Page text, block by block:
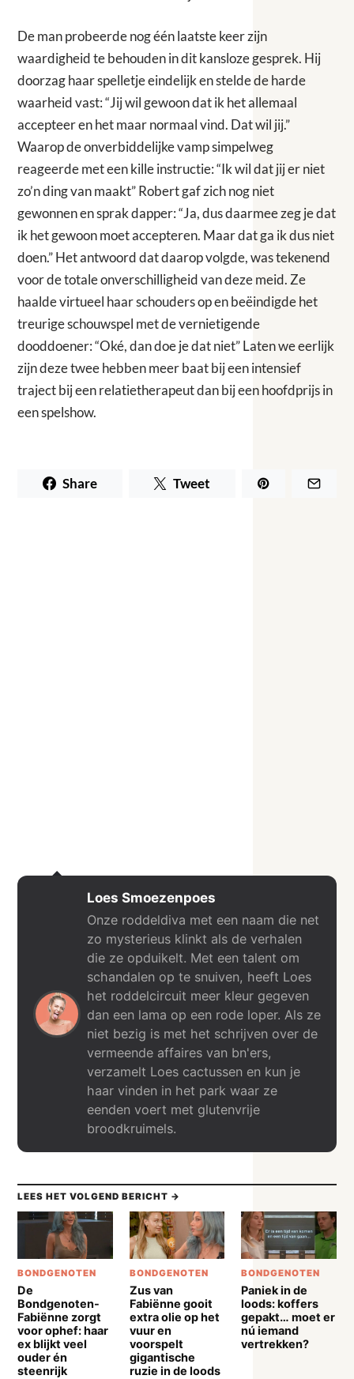
De man probeerde nog één laatste keer zijn
waardigheid te behouden in dit kansloze gesprek. Hij
doorzag haar spelletje eindelijk en stelde de harde
waarheid vast: “Jij wil gewoon dat ik het allemaal
accepteer en het maar normaal vind. Dat wil jij.”
Waarop de onverbiddelijke vamp simpelweg
reageerde met een kille instructie: “Ik wil dat jij er niet
zo’n ding van maakt” Robert gaf zich nog niet
gewonnen en sprak dapper: “Ja, dus daarmee zeg je dat
ik het gewoon moet accepteren. Maar dat ga ik dus niet
doen.” Het antwoord dat daarop volgde, was tekenend
voor de totale onverschilligheid van deze meid. Ze
haalde virtueel haar schouders op en beëindigde het
treurige schouwspel met de vernietigende
dooddoener: “Oké, dan doe je dat niet” Laten we eerlijk
zijn deze twee hebben meer baat bij een intensief
traject bij een relatietherapeut dan bij een hoofdprijs in
een spelshow.
Share Tweet
Loes Smoezenpoes
Onze roddeldiva met een naam die net
zo mysterieus klinkt als de verhalen
die ze opduikelt. Met een talent om
schandalen op te snuiven, heeft Loes
het roddelcircuit meer kleur gegeven
dan een lama op een rode loper. Als ze
niet bezig is met het schrijven over de
vermeende affaires van bn'ers,
verzamelt Loes cactussen en kun je
haar vinden in het park waar ze
eenden voert met glutenvrije
broodkruimels.
LEES HET VOLGEND BERICHT →
BONDGENOTEN
De
Bondgenoten-
Fabiënne zorgt
voor ophef: haar
ex blijkt veel
ouder én
steenrijk
BONDGENOTEN
Zus van
Fabiënne gooit
extra olie op het
vuur en
voorspelt
gigantische
ruzie in de loods
BONDGENOTEN
Paniek in de
loods: koffers
gepakt… moet er
nú iemand
vertrekken?